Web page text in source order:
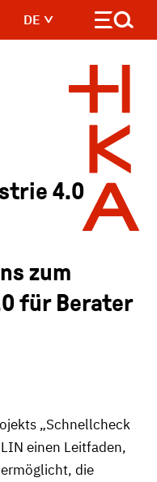
DE
4.0
zum
für Berater
„Schnellcheck
einen Leitfaden,
die